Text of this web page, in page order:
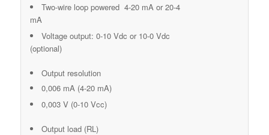
Two-wire loop powered 4-20 mA or 20-4
mA
Voltage output: 0-10 Vdc or 10-0 Vdc
(optional)
Output resolution
0,006 mA (4-20 mA)
0,003 V (0-10 Vcc)
Output load (RL)